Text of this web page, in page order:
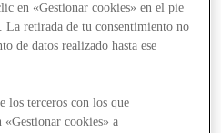
en «Gestionar cookies» en el pie
La retirada de tu consentimiento no
de datos realizado hasta ese
los terceros con los que
cookies» a